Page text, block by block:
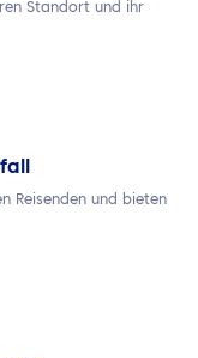
Standort und ihr
Reisenden und bieten